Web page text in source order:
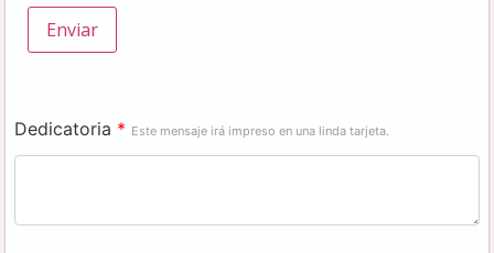
Dedicatoria * Este mensaje irá impreso en una linda tarjeta.